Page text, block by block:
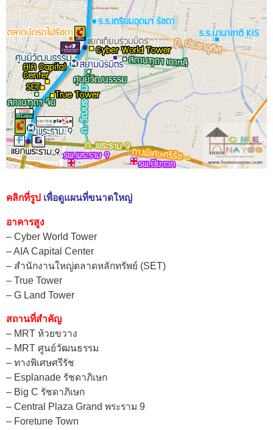
คลิกที่รูป เพื่อดูแผนที่ขนาดใหญ่
อาคารสูง
– Cyber World Tower
– AIA Capital Center
– สำนักงานใหญ่ตลาดหลักทรัพย์ (SET)
– True Tower
– G Land Tower
สถานที่สำคัญ
– MRT ห้วยขวาง
– MRT ศูนย์วัฒนธรรม
– ทางพิเศษศรีรัช
– Esplanade รัชดาภิเษก
– Big C รัชดาภิเษก
– Central Plaza Grand พระราม 9
– Foretune Town